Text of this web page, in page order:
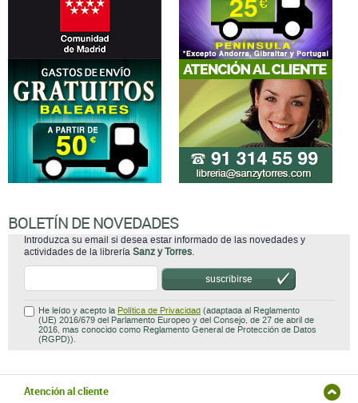
BOLETÍN DE NOVEDADES
Introduzca su email si desea estar informado de las novedades y
actividades de la librería Sanz y Torres
suscribirse
He leído y acepto la Política de Privacidad (adaptada al Reglamento
(UE) 2016/679 del Parlamento Europeo y del Consejo, de 27 de abril de
2016, mas conocido como Reglamento General de Protección de Datos
(RGPD)).
Atención al cliente